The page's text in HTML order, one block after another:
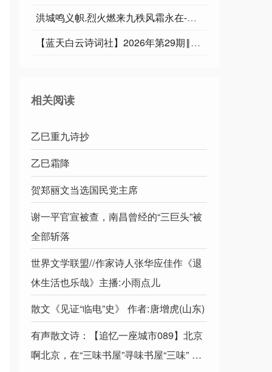
洪城鸣义帜.烈火燃来九秩风霜永在-俊岳汇雄师.祥光漫彻千重紫气遐昌∥运雪.耀华.唐江.班镇.天鹏.忠才.绍辉.飞鵬.兴华.继斌.小草.金穗.广英.家驹等佳作欣赏
【蓝天白云诗词社】2026年第29期‖王理松悼亡兄诗词专刊
相关阅读
乙巳重九诗抄
乙巳霜降
贺郑丽文当选国民党主席
谢一平官宣被查，南昌曾经的“三巨头”被
全部斩落
世界文学联盟//作家诗人张华应佳作《退
休生活也乐哉》主播:小雨点儿
散文《见证“临电”史》 作者:唐增虎(山东)
有声散文诗：【追忆一座城市089】北京
啊北京，在“三味书屋”寻味书屋“三味” 作